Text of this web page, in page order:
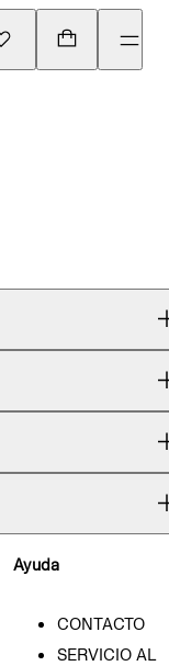
Ayuda
CONTACTO
SERVICIO AL